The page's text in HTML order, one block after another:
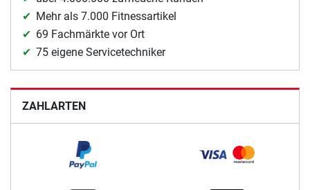
Mehr als 7.000 Fitnessartikel
69 Fachmärkte vor Ort
75 eigene Servicetechniker
ZAHLARTEN